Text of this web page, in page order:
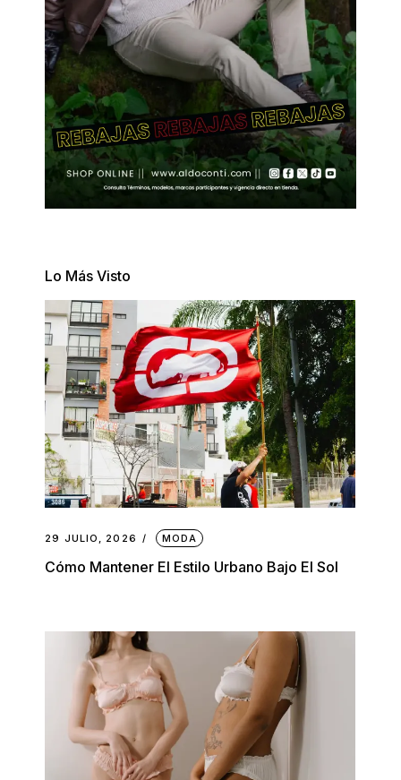
Lo Más Visto
29 JULIO, 2026 MODA
Cómo Mantener El Estilo Urbano Bajo El Sol